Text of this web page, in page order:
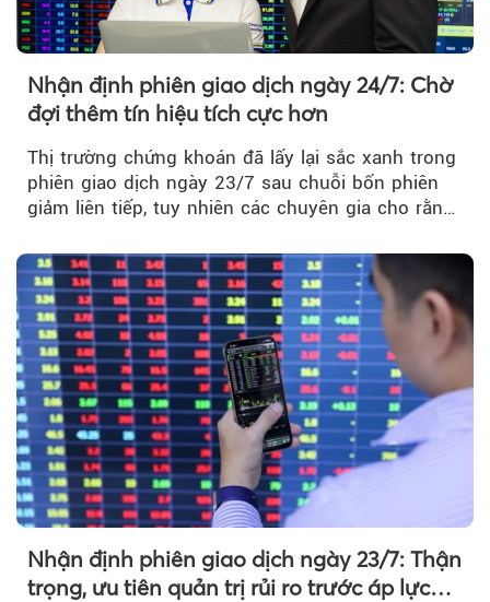
Nhận định phiên giao dịch ngày 24/7: Chờ
đợi thêm tín hiệu tích cực hơn
Thị trường chứng khoán đã lấy lại sắc xanh trong
phiên giao dịch ngày 23/7 sau chuỗi bốn phiên
giảm liên tiếp, tuy nhiên các chuyên gia cho rằng
Nhận định phiên giao dịch ngày 23/7: Thận
trọng, ưu tiên quản trị rủi ro trước áp lực